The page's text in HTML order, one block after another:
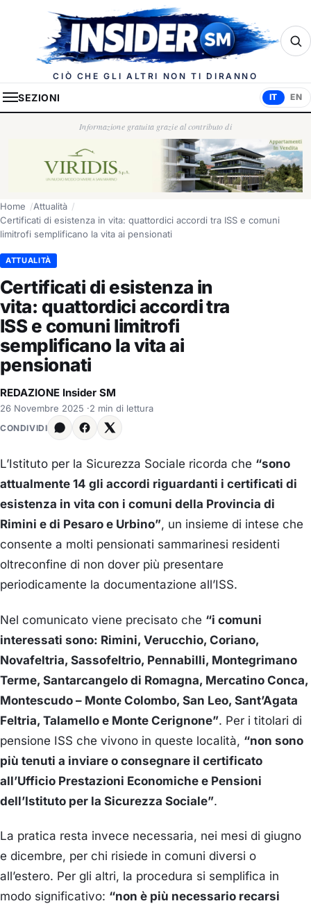
Insider.sm
CIÒ CHE GLI ALTRI NON TI DIRANNO
SEZIONI IT EN
Informazione gratuita grazie al contributo di
Home
Attualità
Certificati di esistenza in vita: quattordici accordi tra ISS e comuni
limitrofi semplificano la vita ai pensionati
ATTUALITÀ
Certificati di esistenza in
vita: quattordici accordi tra
ISS e comuni limitrofi
semplificano la vita ai
pensionati
REDAZIONE Insider SM
26 Novembre 2025 ·2 min di lettura
CONDIVIDI
L’Istituto per la Sicurezza Sociale ricorda che “sono
attualmente 14 gli accordi riguardanti i certificati di
esistenza in vita con i comuni della Provincia di
Rimini e di Pesaro e Urbino”, un insieme di intese che
consente a molti pensionati sammarinesi residenti
oltreconfine di non dover più presentare
periodicamente la documentazione all’ISS.
Nel comunicato viene precisato che “i comuni
interessati sono: Rimini, Verucchio, Coriano,
Novafeltria, Sassofeltrio, Pennabilli, Montegrimano
Terme, Santarcangelo di Romagna, Mercatino Conca,
Montescudo – Monte Colombo, San Leo, Sant’Agata
Feltria, Talamello e Monte Cerignone”. Per i titolari di
pensione ISS che vivono in queste località, “non sono
più tenuti a inviare o consegnare il certificato
all’Ufficio Prestazioni Economiche e Pensioni
dell’Istituto per la Sicurezza Sociale”.
La pratica resta invece necessaria, nei mesi di giugno
e dicembre, per chi risiede in comuni diversi o
all’estero. Per gli altri, la procedura si semplifica in
modo significativo: “non è più necessario recarsi